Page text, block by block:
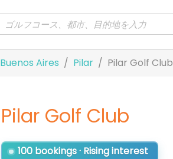
Buenos Aires Pilar Pilar Golf Club
Pilar Golf Club
100 bookings · Rising interest